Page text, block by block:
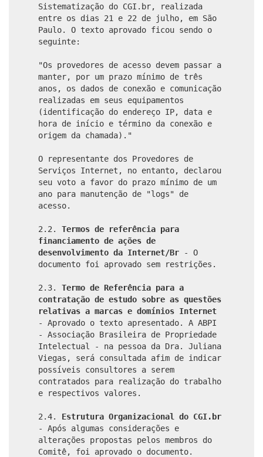
Sistematização do CGI.br, realizada
entre os dias 21 e 22 de julho, em São
Paulo. O texto aprovado ficou sendo o
seguinte:
"Os provedores de acesso devem passar a
manter, por um prazo mínimo de três
anos, os dados de conexão e comunicação
realizadas em seus equipamentos
(identificação do endereço IP, data e
hora de início e término da conexão e
origem da chamada)."
O representante dos Provedores de
Serviços Internet, no entanto, declarou
seu voto a favor do prazo mínimo de um
ano para manutenção de "logs" de
acesso.
2.2.
Termos de referência para
financiamento de ações de
desenvolvimento da Internet/Br - O
documento foi aprovado sem restrições.
2.3.
Termo de Referência para a
contratação de estudo sobre as questões
relativas a marcas e domínios Internet
- Aprovado o texto apresentado. A ABPI
- Associação Brasileira de Propriedade
Intelectual - na pessoa da Dra. Juliana
Viegas, será consultada afim de indicar
possíveis consultores a serem
contratados para realização do trabalho
e respectivos valores.
2.4.
Estrutura Organizacional do CGI.br
- Após algumas considerações e
alterações propostas pelos membros do
Comitê, foi aprovado o documento.